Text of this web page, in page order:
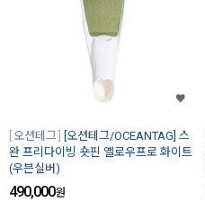
오션테그
[오션테그/OCEANTAG] 스
완 프리다이빙 숏핀 옐로우프로 화이트
(우븐실버)
490,000원